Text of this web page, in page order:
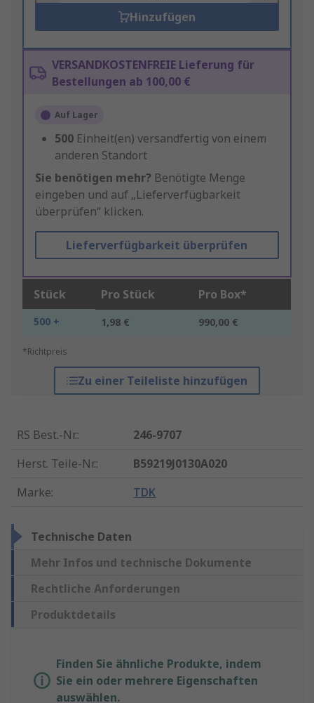
Hinzufügen
VERSANDKOSTENFREIE Lieferung für
Bestellungen ab 100,00 €
Auf Lager
500 Einheit(en) versandfertig von einem
anderen Standort
Sie benötigen mehr? Benötigte Menge
eingeben und auf „Lieferverfügbarkeit
überprüfen“ klicken.
Lieferverfügbarkeit überprüfen
Stück Pro Stück Pro Box*
500 + 1,98 € 990,00 €
*Richtpreis
Zu einer Teileliste hinzufügen
RS Best.-Nr.:
246-9707
Herst. Teile-Nr.:
B59219J0130A020
Marke: TDK
Technische Daten
Mehr Infos und technische Dokumente
Rechtliche Anforderungen
Produktdetails
Finden Sie ähnliche Produkte, indem
Sie ein oder mehrere Eigenschaften
auswählen.